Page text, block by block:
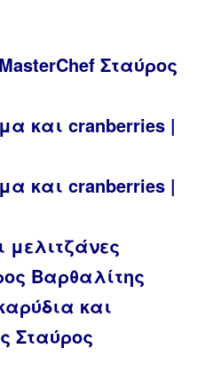
Σταύρος
και cranberries |
και cranberries |
μελιτζάνες
Βαρθαλίτης
και
Σταύρος